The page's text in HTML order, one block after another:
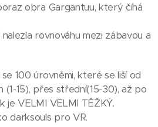
obra Gargantuu, který číhá
rovnováhu mezi zábavou a
100 úrovněmi, které se liší od
15), přes střední(15-30), až po
VELMI VELMI TĚŽKÝ.
darksouls pro VR.